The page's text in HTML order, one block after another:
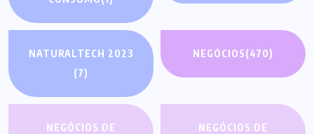
NATURALTECH 2023
(7)
NEGÓCIOS(470)
NEGÓCIOS DE
NEGÓCIOS DE